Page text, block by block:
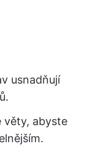
usnadňují
věty, abyste